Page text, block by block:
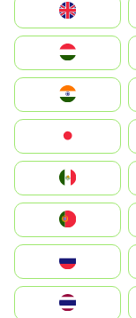
United Kingdom
Hrvatska
Magyarország
Indonesia
South Korea
Nederland
Portugal
România
Slovensko